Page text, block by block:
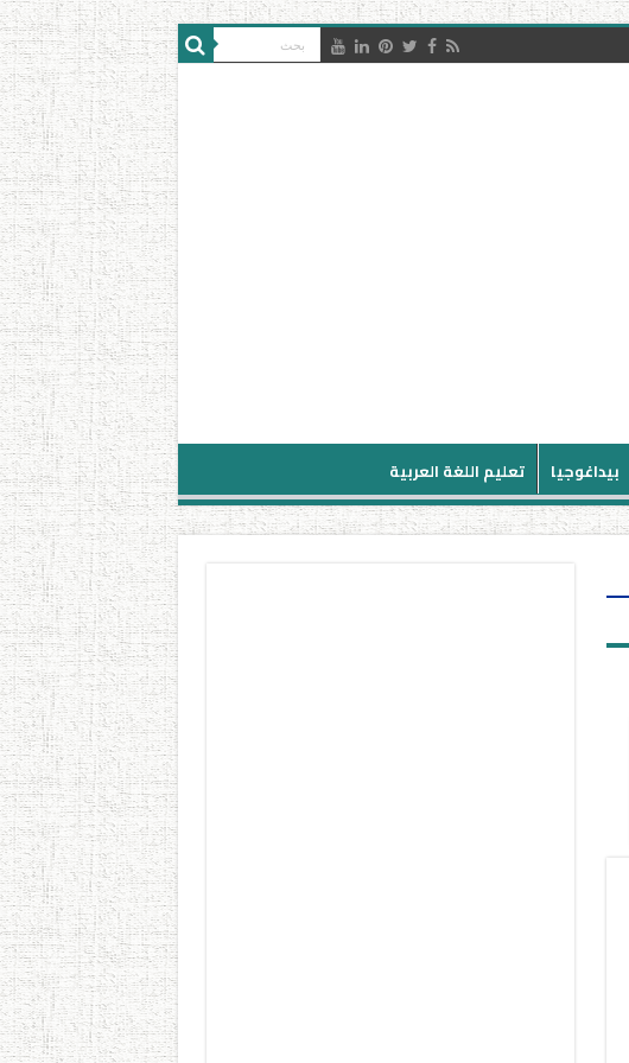
بيداغوجيا تعليم اللغة العربية